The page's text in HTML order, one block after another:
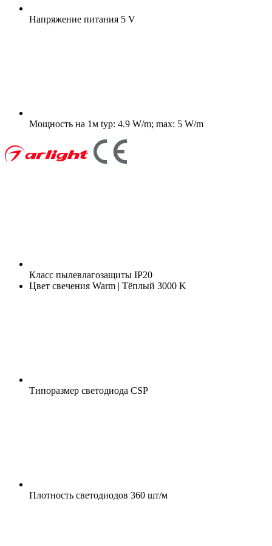
Напряжение питания 5 V
Мощность на 1м typ: 4.9 W/m; max: 5 W/m
Класс пылевлагозащиты IP20
Цвет свечения Warm | Тёплый 3000 K
Типоразмер светодиода CSP
Плотность светодиодов 360 шт/м